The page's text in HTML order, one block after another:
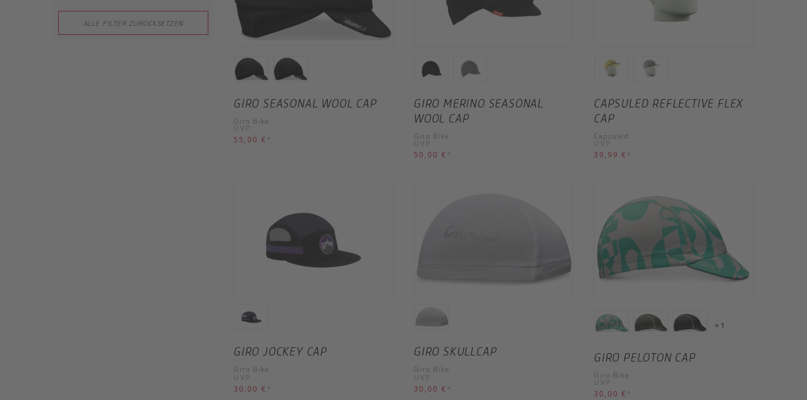
ALLE FILTER ZURÜCKSETZEN
GIRO SEASONAL WOOL CAP
Giro Bike
UVP
55,00 € *
GIRO MERINO SEASONAL
WOOL CAP
Giro Bike
UVP
50,00 € *
CAPSULED REFLECTIVE FLEX
CAP
Capsuled
UVP
39,99 € *
GIRO JOCKEY CAP
Giro Bike
UVP
30,00 € *
GIRO SKULLCAP
Giro Bike
UVP
30,00 € *
+ 1
GIRO PELOTON CAP
Giro Bike
UVP
30,00 € *